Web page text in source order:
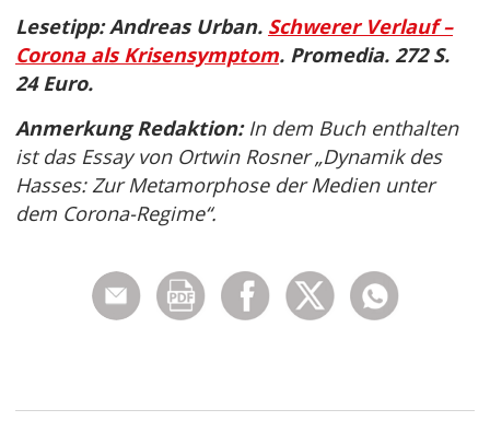
Lesetipp: Andreas Urban. Schwerer Verlauf –
Corona als Krisensymptom. Promedia. 272 S.
24 Euro.
Anmerkung Redaktion:In dem Buch enthalten
ist das Essay von Ortwin Rosner „Dynamik des
Hasses: Zur Metamorphose der Medien unter
dem Corona-Regime“.